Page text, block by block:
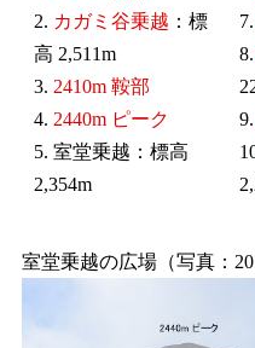
2. カガミ谷乗越 ：標
高 2,511m
3. 2410m 鞍部
4. 2440m ピーク
5. 室堂乗越：標高
2,354m
7.
8.
9.
室堂乗越の広場（写真：